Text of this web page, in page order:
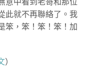
此就不再聯絡了。我
笨，笨！笨！笨！加
）